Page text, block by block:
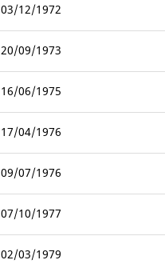
03/12/1972
20/09/1973
16/06/1975
17/04/1976
09/07/1976
07/10/1977
02/03/1979